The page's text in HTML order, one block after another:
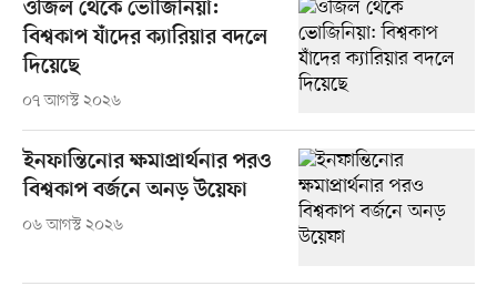
ওজিল থেকে ভোজিনিয়া:
বিশ্বকাপ যাঁদের ক্যারিয়ার বদলে
দিয়েছে
০৭ আগস্ট ২০২৬
ইনফান্তিনোর ক্ষমাপ্রার্থনার পরও
বিশ্বকাপ বর্জনে অনড় উয়েফা
০৬ আগস্ট ২০২৬